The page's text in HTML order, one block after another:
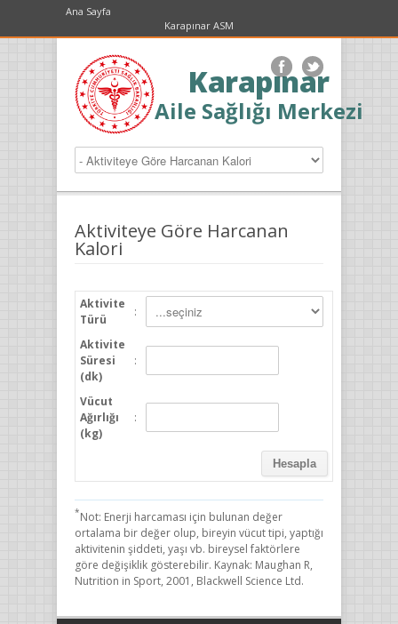
Ana Sayfa
Karapınar ASM
Karapınar
Aile Sağlığı Merkezi
Aktiviteye Göre Harcanan
Kalori
Aktivite
Türü
:
Aktivite
Süresi
(dk)
:
Vücut
Ağırlığı
(kg)
:
*Not: Enerji harcaması için bulunan değer
ortalama bir değer olup, bireyin vücut tipi, yaptığı
aktivitenin şiddeti, yaşı vb. bireysel faktörlere
göre değişiklik gösterebilir. Kaynak: Maughan R,
Nutrition in Sport, 2001, Blackwell Science Ltd.